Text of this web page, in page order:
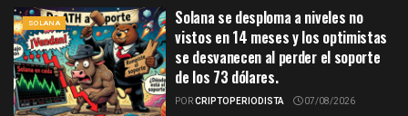
SOLANA
Solana se desploma a niveles no
vistos en 14 meses y los optimistas
se desvanecen al perder el soporte
de los 73 dólares.
PORCRIPTOPERIODISTA 07/08/2026